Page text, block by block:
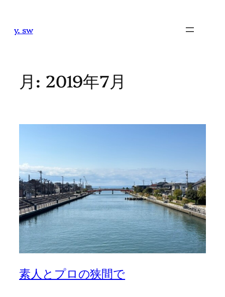
y. sw
月: 2019年7月
素人とプロの狭間で